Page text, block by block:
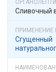
Сливочный